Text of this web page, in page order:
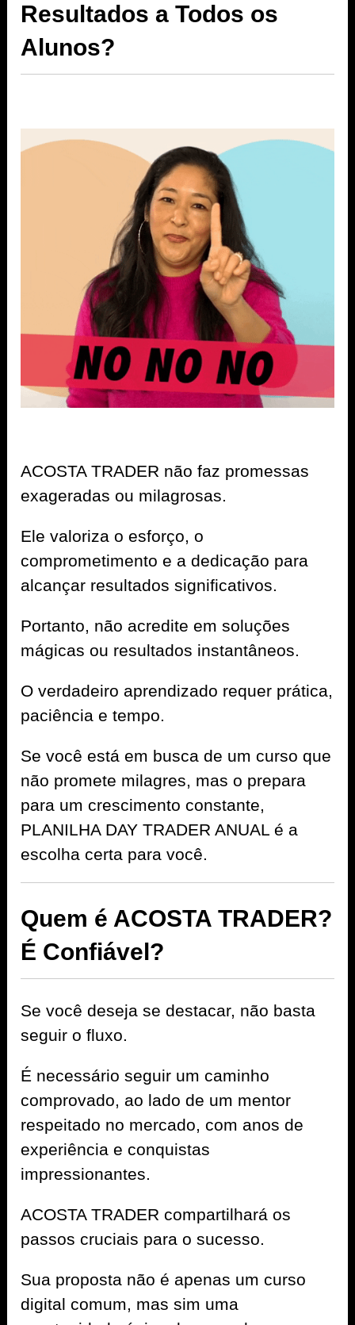
Resultados a Todos os
Alunos?
ACOSTA TRADER não faz promessas
exageradas ou milagrosas.
Ele valoriza o esforço, o
comprometimento e a dedicação para
alcançar resultados significativos.
Portanto, não acredite em soluções
mágicas ou resultados instantâneos.
O verdadeiro aprendizado requer prática,
paciência e tempo.
Se você está em busca de um curso que
não promete milagres, mas o prepara
para um crescimento constante,
PLANILHA DAY TRADER ANUAL é a
escolha certa para você.
Quem é ACOSTA TRADER?
É Confiável?
Se você deseja se destacar, não basta
seguir o fluxo.
É necessário seguir um caminho
comprovado, ao lado de um mentor
respeitado no mercado, com anos de
experiência e conquistas
impressionantes.
ACOSTA TRADER compartilhará os
passos cruciais para o sucesso.
Sua proposta não é apenas um curso
digital comum, mas sim uma